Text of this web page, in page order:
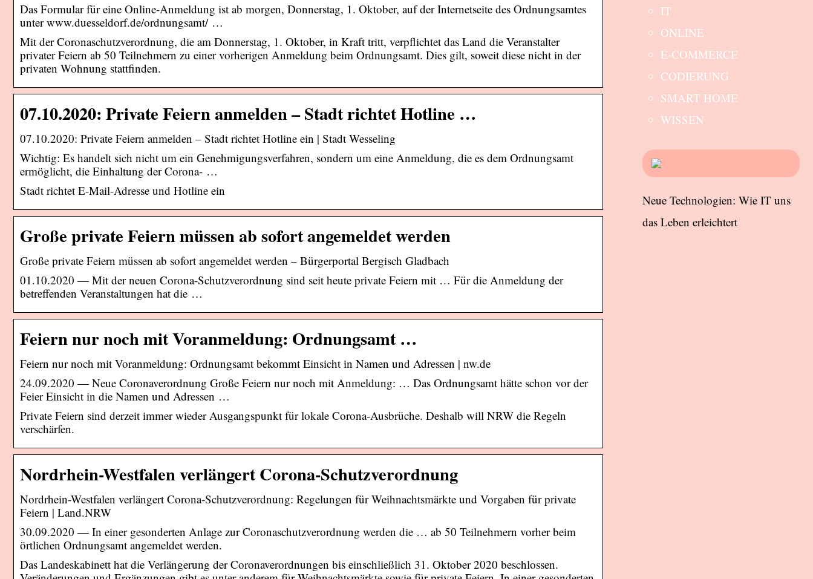
Das Formular für eine Online-Anmeldung ist ab morgen, Donnerstag, 1. Oktober, auf der Internetseite des Ordnungsamtes
unter www.duesseldorf.de/ordnungsamt/ …
Mit der Coronaschutzverordnung, die am Donnerstag, 1. Oktober, in Kraft tritt, verpflichtet das Land die Veranstalter
privater Feiern ab 50 Teilnehmern zu einer vorherigen Anmeldung beim Ordnungsamt. Dies gilt, soweit diese nicht in der
privaten Wohnung stattfinden.
07.10.2020: Private Feiern anmelden – Stadt richtet Hotline …
07.10.2020: Private Feiern anmelden – Stadt richtet Hotline ein | Stadt Wesseling
Wichtig: Es handelt sich nicht um ein Genehmigungsverfahren, sondern um eine Anmeldung, die es dem Ordnungsamt
ermöglicht, die Einhaltung der Corona- …
Stadt richtet E-Mail-Adresse und Hotline ein
Große private Feiern müssen ab sofort angemeldet werden
Große private Feiern müssen ab sofort angemeldet werden – Bürgerportal Bergisch Gladbach
01.10.2020 — Mit der neuen Corona-Schutzverordnung sind seit heute private Feiern mit … Für die Anmeldung der
betreffenden Veranstaltungen hat die …
Feiern nur noch mit Voranmeldung: Ordnungsamt …
Feiern nur noch mit Voranmeldung: Ordnungsamt bekommt Einsicht in Namen und Adressen | nw.de
24.09.2020 — Neue Coronaverordnung Große Feiern nur noch mit Anmeldung: … Das Ordnungsamt hätte schon vor der
Feier Einsicht in die Namen und Adressen …
Private Feiern sind derzeit immer wieder Ausgangspunkt für lokale Corona-Ausbrüche. Deshalb will NRW die Regeln
verschärfen.
Nordrhein-Westfalen verlängert Corona-Schutzverordnung
Nordrhein-Westfalen verlängert Corona-Schutzverordnung: Regelungen für Weihnachtsmärkte und Vorgaben für private
Feiern | Land.NRW
30.09.2020 — In einer gesonderten Anlage zur Coronaschutzverordnung werden die … ab 50 Teilnehmern vorher beim
örtlichen Ordnungsamt angemeldet werden.
Das Landeskabinett hat die Verlängerung der Coronaverordnungen bis einschließlich 31. Oktober 2020 beschlossen.
IT
ONLINE
E-COMMERCE
CODIERUNG
SMART HOME
WISSEN
Neue Technologien: Wie IT uns
das Leben erleichtert